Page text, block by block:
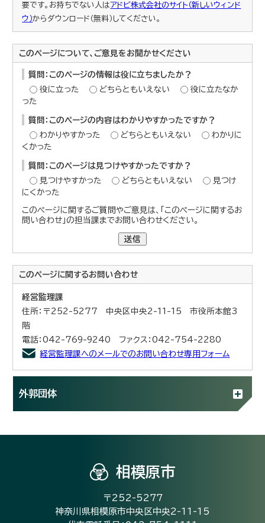
要です。お持ちでない人はアドビ株式会社のサイト（新しいウィンド
ウ）からダウンロード（無料）してください。
このページについて、ご意見をお聞かせください
質問：このページの情報は役に立ちましたか？
役に立った
どちらともいえない
役に立たなか
った
質問：このページの内容はわかりやすかったですか？
わかりやすかった
どちらともいえない
わかりに
くかった
質問：このページは見つけやすかったですか？
見つけやすかった
どちらともいえない
見つけ
にくかった
このページに関するご質問やご意見は、「このページに関するお
問い合わせ」の担当課までお問い合わせください。
送信
このページに関するお問い合わせ
経営監理課
住所：〒252-5277 中央区中央2-11-15 市役所本館3
階
電話：042-769-9240 ファクス：042-754-2280
経営監理課へのメールでのお問い合わせ専用フォーム
外郭団体
相模原市
〒252-5277
神奈川県相模原市中央区中央2-11-15